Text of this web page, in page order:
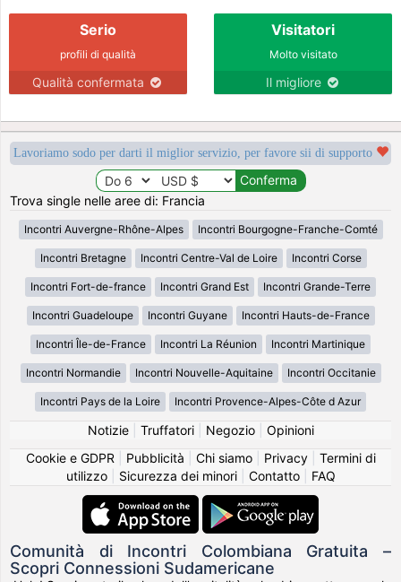
Serio
profili di qualità
Qualità confermata
Visitatori
Molto visitato
Il migliore
Lavoriamo sodo per darti il miglior servizio, per favore sii di supporto
Trova single nelle aree di: Francia
Incontri Auvergne-Rhône-Alpes Incontri Bourgogne-Franche-Comté
Incontri Bretagne Incontri Centre-Val de Loire Incontri Corse
Incontri Fort-de-france Incontri Grand Est Incontri Grande-Terre
Incontri Guadeloupe Incontri Guyane Incontri Hauts-de-France
Incontri Île-de-France Incontri La Réunion Incontri Martinique
Incontri Normandie Incontri Nouvelle-Aquitaine Incontri Occitanie
Incontri Pays de la Loire Incontri Provence-Alpes-Côte d Azur
Notizie| Truffatori| Negozio| Opinioni
Cookie e GDPR
Pubblicità Chi siamo| Privacy| Termini di
utilizzo| Sicurezza dei minori| Contatto| FAQ
Comunità di Incontri Colombiana Gratuita –
Scopri Connessioni Sudamericane